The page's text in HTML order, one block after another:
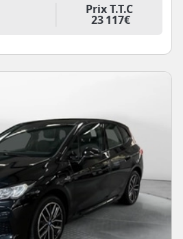
Prix T.T.C
23 117€